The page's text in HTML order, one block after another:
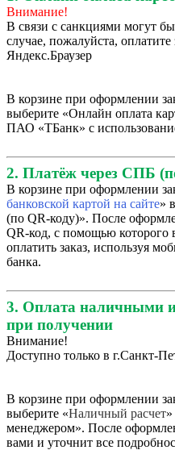
Внимание!
В связи с санкциями могут
случае, пожалуйста, оплатите
Яндекс.Браузер
В корзине при оформлении
выберите «Онлайн оплата
ПАО «ТБанк» с
2. Платёж через СПБ
В корзине при оформлении
банковской картой на сайте»
(по QR-коду)». После
QR-код, с помощью которого
оплатить заказ, используя
банка.
3. Оплата наличными
при получении
Внимание!
Доступно только в г.Санкт-
В корзине при оформлении
выберите «Наличный расчет
менеджером». После
вами и уточнит все